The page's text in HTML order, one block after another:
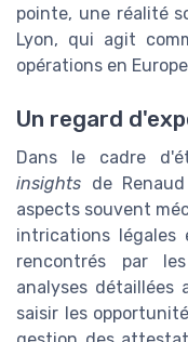
pointe, une réalité
Lyon, qui agit
opérations en
Un regard
Dans le cadre
insights de
aspects souvent
intrications légales
rencontrés par
analyses détaillées
saisir les